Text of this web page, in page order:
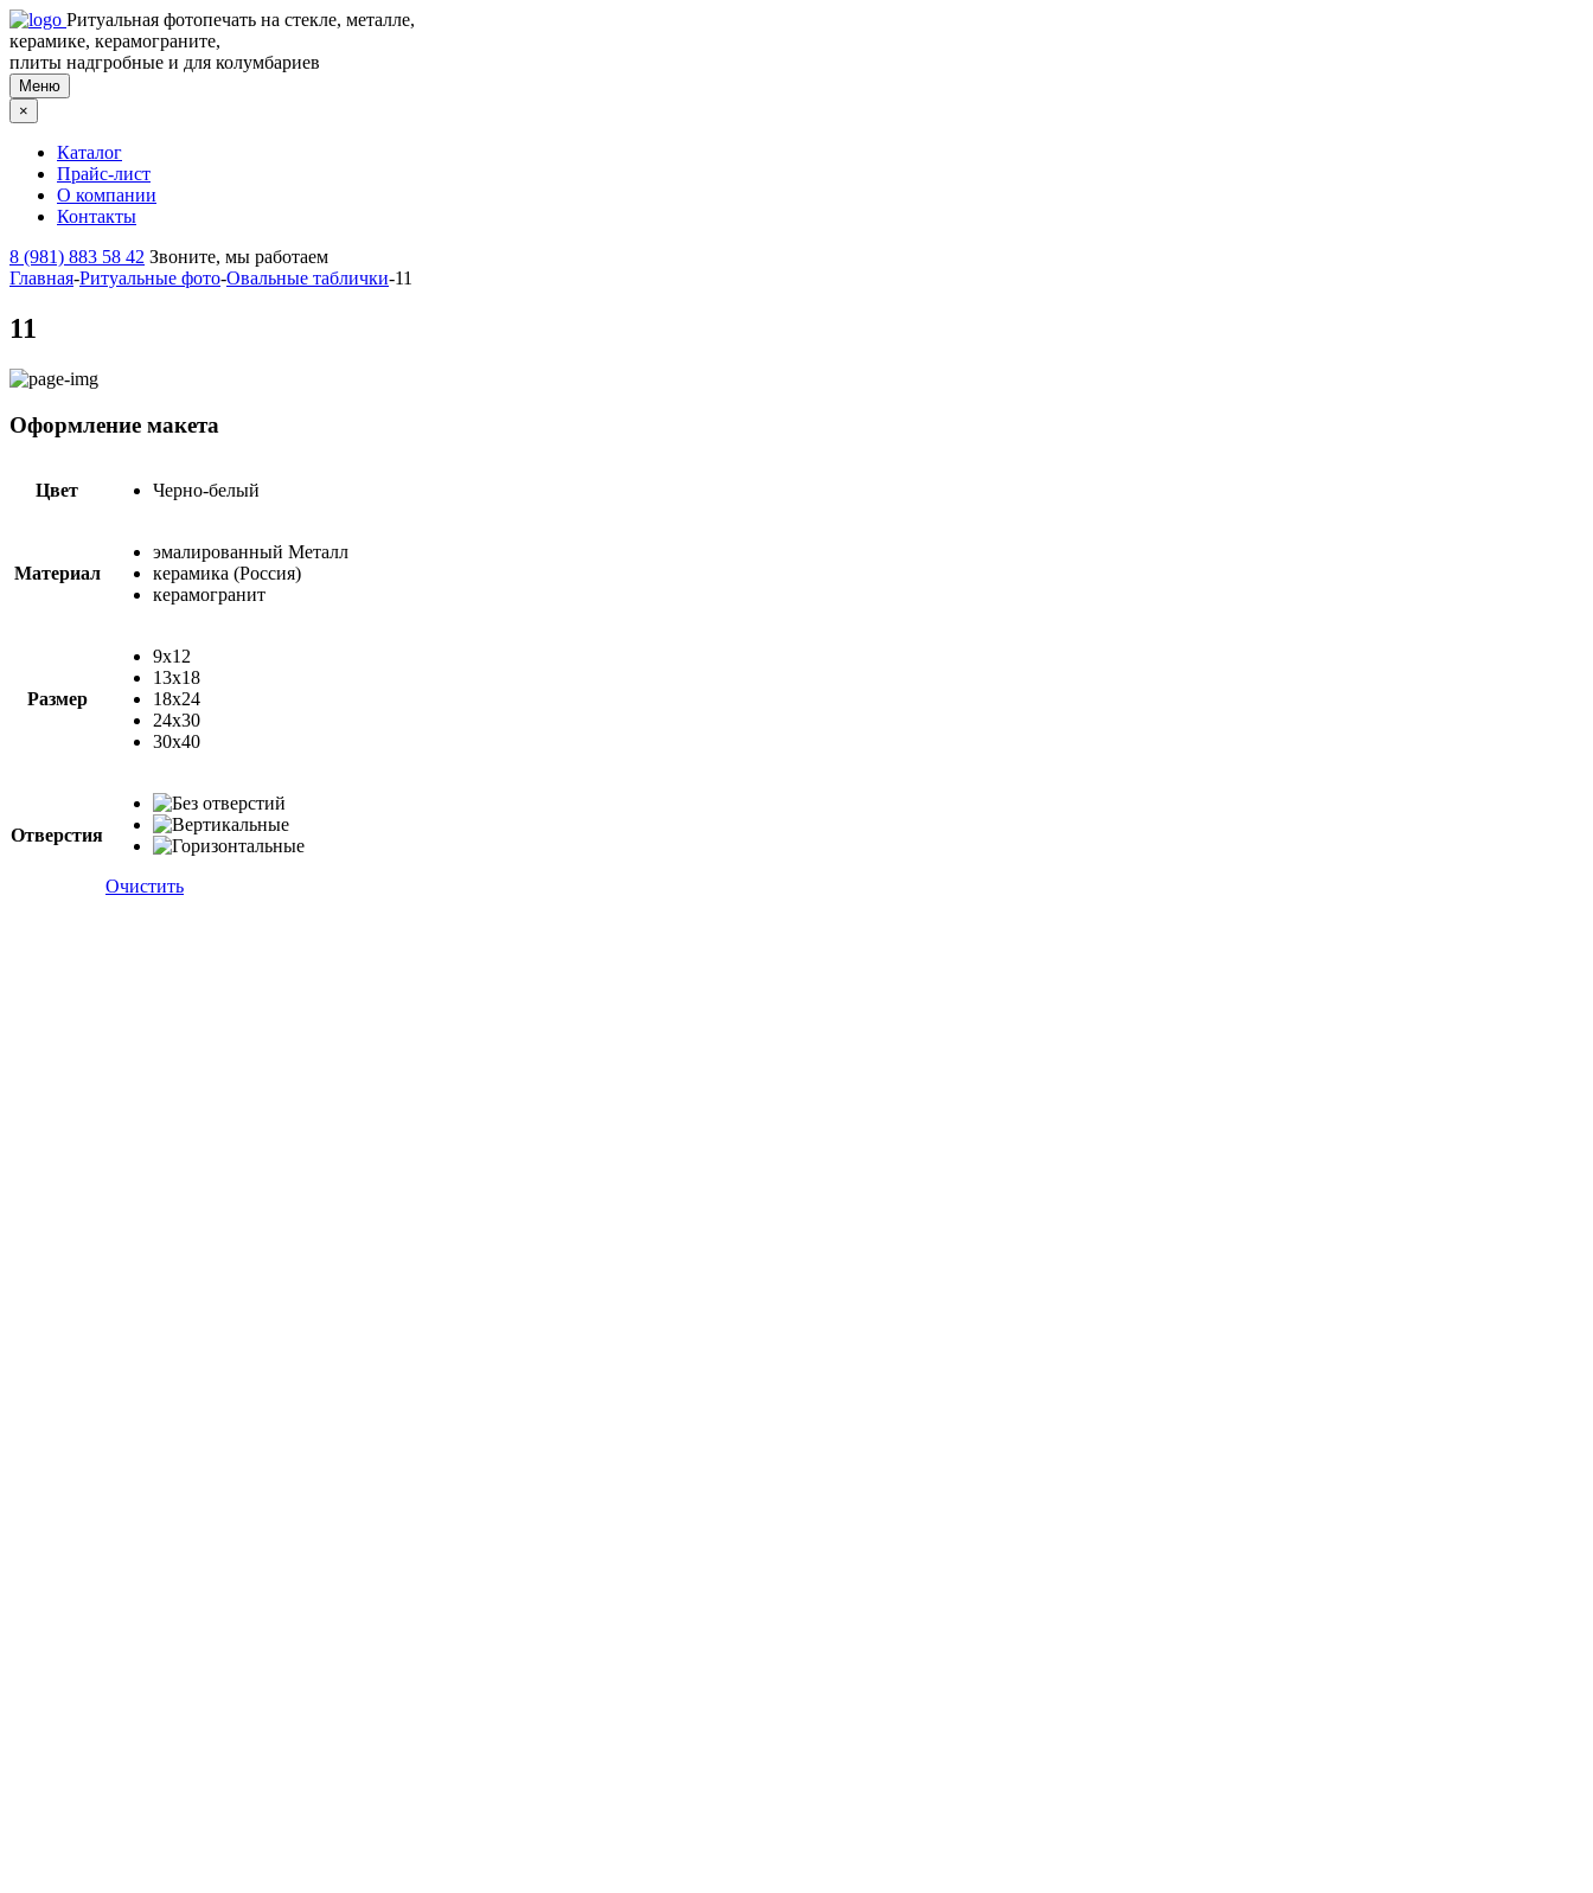
Ритуальная фотопечать на стекле, металле,
керамике, керамограните,
плиты надгробные и для колумбариев
Меню
×
Каталог
Прайс-лист
О компании
Контакты
8 (981) 883 58 42 Звоните, мы работаем
Главная-Ритуальные фото-Овальные таблички-11
11
Оформление макета
Цвет Черно-белый
Материал
эмалированный Металл
керамика (Россия)
керамогранит
Размер
9x12
13x18
18x24
24x30
30х40
Отверстия
Очистить